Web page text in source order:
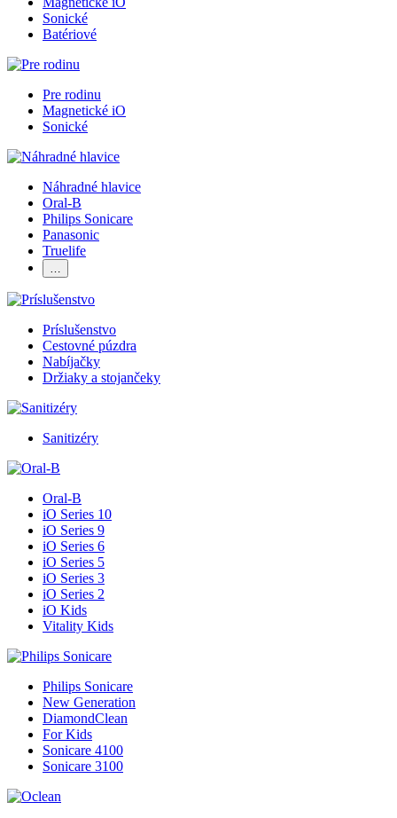
Sonické
Batériové
Pre rodinu
Magnetické iO
Sonické
Náhradné hlavice
Oral-B
Philips Sonicare
Panasonic
Truelife
…
Príslušenstvo
Cestovné púzdra
Nabíjačky
Držiaky a stojančeky
Sanitizéry
Oral-B
iO Series 10
iO Series 9
iO Series 6
iO Series 5
iO Series 3
iO Series 2
iO Kids
Vitality Kids
Philips Sonicare
New Generation
DiamondClean
For Kids
Sonicare 4100
Sonicare 3100